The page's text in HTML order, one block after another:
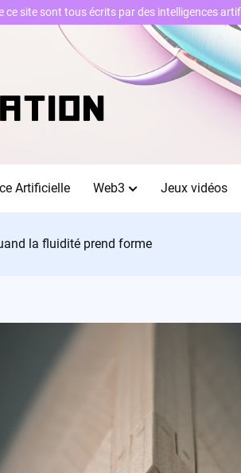
Artificielle Web3 Jeux vidéos
la fluidité prend forme
ce site sont tous écrits par des intelligences